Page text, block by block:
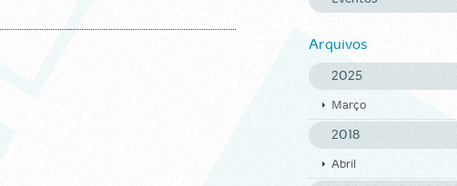
Arquivos
2025
Março
2018
Abril